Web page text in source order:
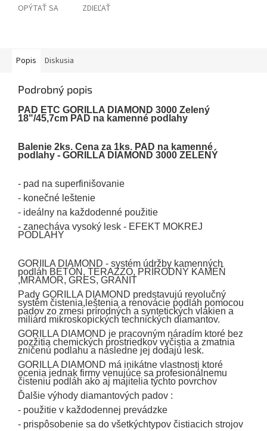
OPÝTAŤ SA ZDIEĽAŤ
Popis Diskusia
Podrobný popis
PAD ETC GORILLA DIAMOND 3000 Zelený
18"/45,7cm PAD na kamenné podlahy
Balenie 2ks. Cena za 1ks. PAD na kamenné
podlahy - GORILLA DIAMOND 3000 ZELENÝ
- pad na superfinišovanie
- konečné leštenie
- ideálny na každodenné použitie
- zanecháva vysoký lesk - EFEKT MOKREJ
PODLAHY
GORIILA DIAMOND - systém údržby kamenných
podláh BETÓN, TERAZZO, PRÍRODNÝ KAMEŇ
,MRAMOR, GRES, GRANIT
Pady GORILLA DIAMOND predstavujú revolučný
systém čistenia,leštenia a renovácie podláh pomocou
padov zo zmesi prírodných a syntetických vlákien a
miliárd mikroskopických technických diamantov.
GORILLA DIAMOND je pracovným náradím ktoré bez
pozžitia chemických prostriedkov vyčistia a zmatnia
zničenú podlahu a následne jej dodajú lesk.
GORILLA DIAMOND má inikátne vlastnosti ktoré
ocenia jednak firmy venujúce sa profesionálnemu
čisteniu podláh ako aj majitelia týchto povrchov
Ďalšie výhody diamantových padov :
- použitie v každodennej prevádzke
- prispôsobenie sa do všetkýchtypov čistiacich strojov